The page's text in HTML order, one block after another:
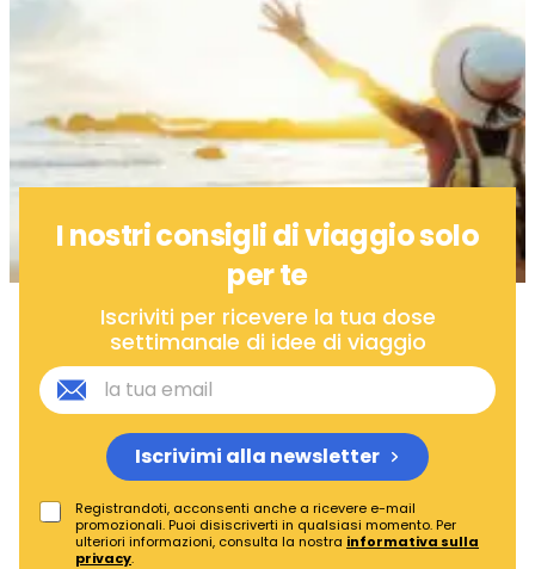
I nostri consigli di viaggio solo
per te
Iscriviti per ricevere la tua dose
settimanale di idee di viaggio
Registrandoti, acconsenti anche a ricevere e-mail
promozionali. Puoi disiscriverti in qualsiasi momento. Per
ulteriori informazioni, consulta la nostra informativa sulla
privacy.
Iscrivimi alla newsletter